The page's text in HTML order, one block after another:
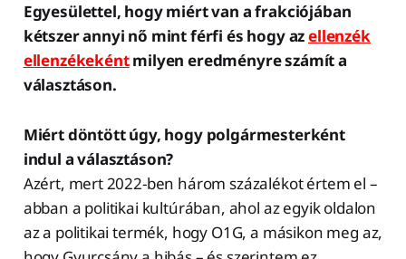
Egyesülettel, hogy miért van a frakciójában
kétszer annyi nő mint férfi és hogy azellenzék
ellenzékekéntmilyen eredményre számít a
választáson.
Miért döntött úgy, hogy polgármesterként
indul a választáson?
Azért, mert 2022-ben három százalékot értem el –
abban a politikai kultúrában, ahol az egyik oldalon
az a politikai termék, hogy O1G, a másikon meg az,